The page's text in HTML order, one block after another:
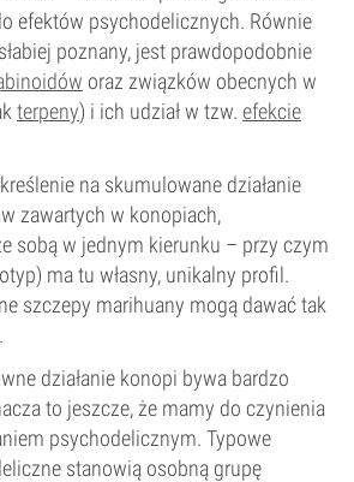
efektów psychodelicznych. Równie
poznany, jest prawdopodobnie
oraz związków obecnych w
terpeny) i ich udział w tzw. efekcie
na skumulowane działanie
zawartych w konopiach,
sobą w jednym kierunku – przy czym
ma tu własny, unikalny profil.
szczepy marihuany mogą dawać tak
działanie konopi bywa bardzo
to jeszcze, że mamy do czynienia
psychodelicznym. Typowe
stanowią osobną grupę